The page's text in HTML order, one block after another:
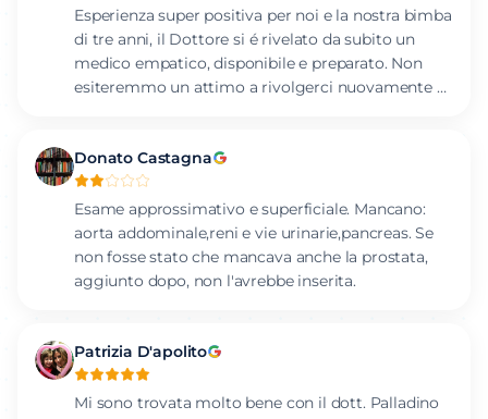
Esperienza super positiva per noi e la nostra bimba
di tre anni, il Dottore si é rivelato da subito un
medico empatico, disponibile e preparato. Non
esiteremmo un attimo a rivolgerci nuovamente a
Donato Castagna
Esame approssimativo e superficiale. Mancano:
aorta addominale,reni e vie urinarie,pancreas. Se
non fosse stato che mancava anche la prostata,
aggiunto dopo, non l'avrebbe inserita.
Patrizia D'apolito
Mi sono trovata molto bene con il dott. Palladino